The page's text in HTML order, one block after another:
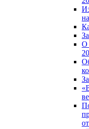
О